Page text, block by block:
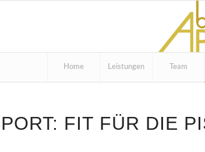
Home Leistungen Team
FIT FÜR DIE